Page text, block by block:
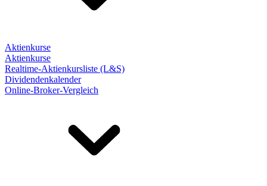
Aktienkurse
Aktienkurse
Realtime-Aktienkursliste (L&S)
Dividendenkalender
Online-Broker-Vergleich